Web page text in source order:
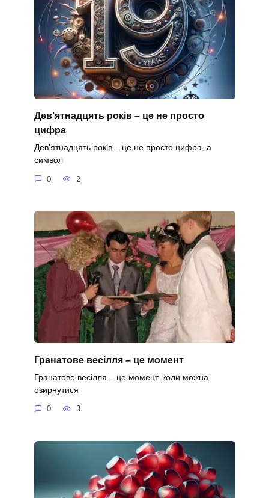
Дев’ятнадцять років – це не просто
цифра
Дев’ятнадцять років – це не просто цифра, а
символ
0 2
Гранатове весілля – це момент
Гранатове весілля – це момент, коли можна
озирнутися
0 3